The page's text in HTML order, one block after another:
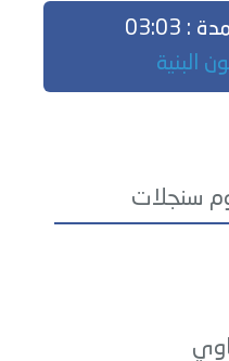
: 03:03
البنية
سنجلات